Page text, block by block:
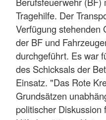
Tragehilfe. Der
Verfügung stehenden
der BF und
durchgeführt. Es war
des Schicksals der
Einsatz. "Das Rote
Grundsätzen
politischer Diskussion